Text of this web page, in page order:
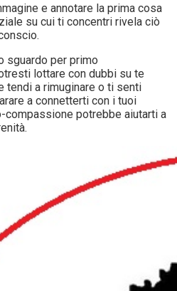
e annotare la prima cosa
su cui ti concentri rivela ciò
sguardo per primo
lottare con dubbi su te
tendi a rimuginare o ti senti
a connetterti con i tuoi
compassione potrebbe aiutarti a